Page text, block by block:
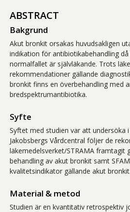
ABSTRACT
Bakgrund
Akut bronkit orsakas huvudsakligen
indikation för antibiotikabehandling
normalfallet är självläkande. Trots
rekommendationer gällande
bronkit finns en överbehandling med
bredspektrumantibiotika.
Syfte
Syftet med studien var att undersöka
Jakobsbergs Vårdcentral följer de
läkemedelsverket/STRAMA framtagit
behandling av akut bronkit samt
kvalitetsindikator gällande akut bronkit.
Material & metod
Studien är en kvantitativ retrospektiv